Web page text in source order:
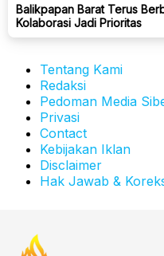
Balikpapan Barat Terus
Kolaborasi Jadi Prioritas
Tentang Kami
Redaksi
Pedoman Media
Privasi
Contact
Kebijakan Iklan
Disclaimer
Hak Jawab &